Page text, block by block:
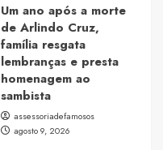
Um ano após a morte
de Arlindo Cruz,
família resgata
lembranças e presta
homenagem ao
sambista
assessoriadefamosos
agosto 9, 2026